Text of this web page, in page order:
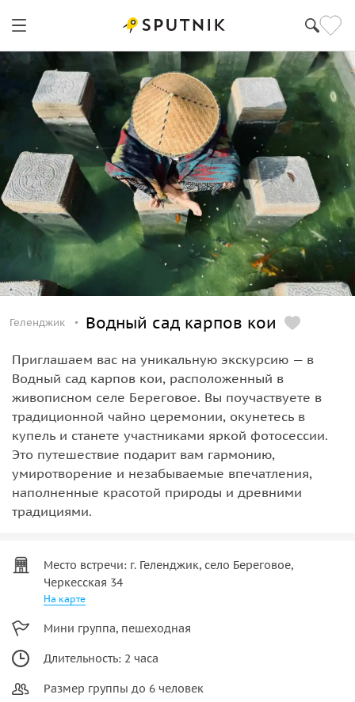
Геленджик Водный сад карпов кои
Приглашаем вас на уникальную экскурсию — в
Водный сад карпов кои, расположенный в
живописном селе Береговое. Вы поучаствуете в
традиционной чайно церемонии, окунетесь в
купель и станете участниками яркой фотосессии.
Это путешествие подарит вам гармонию,
умиротворение и незабываемые впечатления,
наполненные красотой природы и древними
традициями.
Место встречи: г. Геленджик, село Береговое,
Черкесская 34
На карте
Мини группа, пешеходная
Длительность: 2 часа
Размер группы до 6 человек